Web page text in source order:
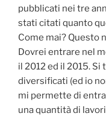
pubblicati nei tre
stati citati quanto
Come mai? Questo
Dovrei entrare nel
il 2012 ed il 2015.
diversificati (ed io
mi permette di
una quantità di